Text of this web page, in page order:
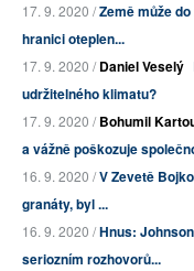
17. 9. 2020 /Země může
hranici oteplen...
17. 9. 2020 /Daniel Veselý
udržitelného klimatu?
17. 9. 2020 /Bohumil
a vážně poškozuje
16. 9. 2020 /V Zevetě
granáty, byl ...
16. 9. 2020 /Hnus:
seriozním rozhovorů...